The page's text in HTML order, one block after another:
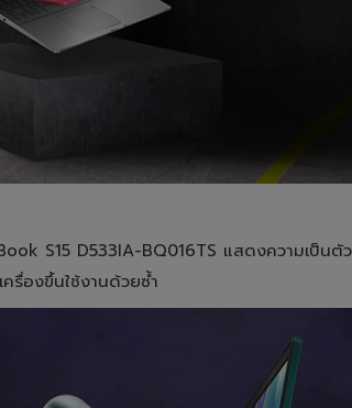
S15 D533IA-BQ016TS แสดงความเป็นตั
รื่องขึ้นใช้งานด้วยซ้ำ